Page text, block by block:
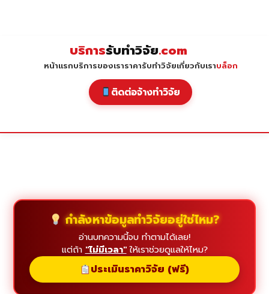
บริการรับทำวิจัย.com
หน้าแรกบริการของเราราคารับทำวิจัยเกี่ยวกับเราบล็อก
ติดต่อจ้างทำวิจัย
กำลังหาข้อมูลทำวิจัยอยู่ใช่ไหม?
อ่านบทความนี้จบ ทำตามได้เลย!
แต่ถ้า "ไม่มีเวลา"ให้เราช่วยดูแลให้ไหม?
ประเมินราคาวิจัย (ฟรี)